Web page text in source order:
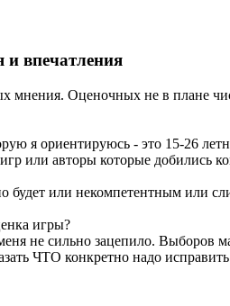
впечатления
мнения. Оценочных не в плане
я ориентируюсь - это 15-26
или авторы которые добились
будет или некомпетентным или
игры?
не сильно зацепило. Выборов
ЧТО конкретно надо